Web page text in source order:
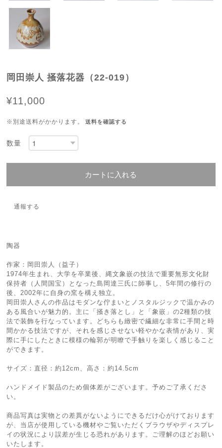
岡田崇人 掻落花器（22-019）
¥11,000
※別途送料がかかります。 送料を確認する
数量
カートに入れる
通報する
陶器
作家：岡田崇人（益子）
1974年生まれ、大学を卒業後、縄文象嵌の技法で重要無形文化財
保持者（人間国宝）となった島岡達三氏に師事し、5年間の修行の
後、2002年に自身の窯を構え独立。
岡田崇人さんの作品はモダンな佇まいとノスタルジックで温かみの
ある風合いが魅力的。主に「掻き落とし」と「象嵌」の2種類の技
法で装飾を行なっています。どちらも緻密で繊細な非常に手間と時
間かかる技法ですが、それを感じさせない軽やかな表情があり、実
際に手にしたときに模様の輪郭が明瞭で手触りを楽しく感じること
ができます。
サイズ：直径：約12cm、高さ：約14.5cm
ハンドメイド製品のため個体差がございます。予めご了承くださ
い。
商品写真は実物との差異がないようにできるだけ心がけております
が、当店が使用している機材やご覧いただくブラウザやディスプレ
イの状況により誤差が生じる恐れがあります。ご理解のほどお願い
いたします。